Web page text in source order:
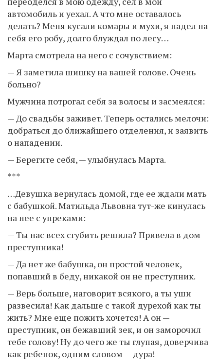
автомобиль и уехал. А что мне оставалось
делать? Меня кусали комары и мухи, я надел на
себя его робу, долго блуждал по лесу…
Марта смотрела на него с сочувствием:
— Я заметила шишку на вашей голове. Очень
больно?
Мужчина потрогал себя за волосы и засмеялся:
— До свадьбы заживет. Теперь остались мелочи:
добраться до ближайшего отделения, и заявить
о нападении.
— Берегите себя, — улыбнулась Марта.
***
…Девушка вернулась домой, где ее ждали мать
с бабушкой. Матильда Львовна тут-же кинулась
на нее с упреками:
— Ты нас всех сгубить решила? Привела в дом
преступника!
— Да нет же бабушка, он простой человек,
попавший в беду, никакой он не преступник.
— Верь больше, наговорит всякого, а ты уши
развесила! Как дальше с такой дурехой как ты
жить? Мне еще пожить хочется! А он —
преступник, он бежавший зек, и он заморочил
тебе голову! Ну до чего же ты глупая, доверчива
как ребенок, одним словом — дура!